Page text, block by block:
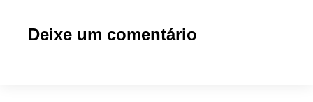
Deixe um comentário